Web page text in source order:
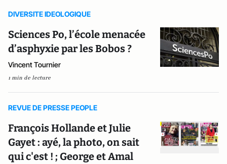
DIVERSITE IDEOLOGIQUE
Sciences Po, l’école menacée
d’asphyxie par les Bobos ?
Vincent Tournier
1 min de lecture
REVUE DE PRESSE PEOPLE
François Hollande et Julie
Gayet : ayé, la photo, on sait
qui c'est ! ; George et Amal